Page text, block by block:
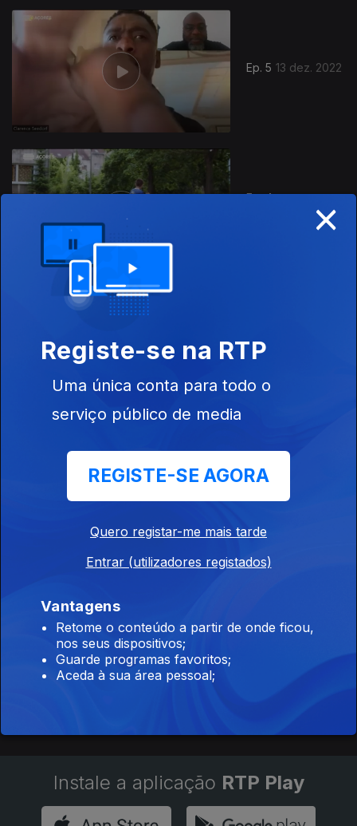
Ep. 5 13 dez. 2022
Ep. 4
Ep. 3
Ep. 2
Ep. 1 15 nov. 2022
Instale a aplicação RTP Play
×
Registe-se na RTP
Uma única conta para todo o
serviço público de media
REGISTE-SE AGORA
Quero registar-me mais tarde
Entrar (utilizadores registados)
Vantagens
Retome o conteúdo a partir de onde ficou,
nos seus dispositivos;
Guarde programas favoritos;
Aceda à sua área pessoal;